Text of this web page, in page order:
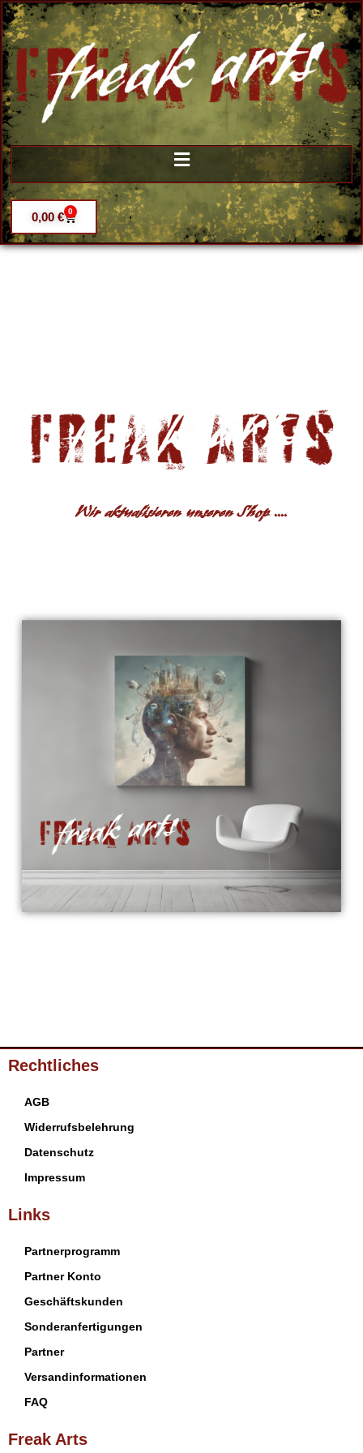
0,00 € 0
Wir aktualisieren unseren Shop ....
Rechtliches
AGB
Widerrufsbelehrung
Datenschutz
Impressum
Links
Partnerprogramm
Partner Konto
Geschäftskunden
Sonderanfertigungen
Partner
Versandinformationen
FAQ
Freak Arts